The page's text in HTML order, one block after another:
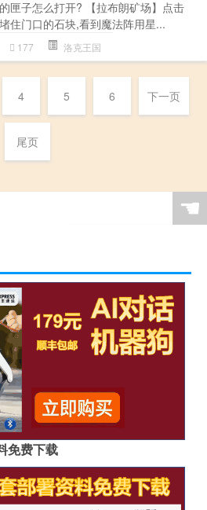
的匣子怎么打开? 【拉布朗矿场】点击
堵住门口的石块,看到魔法阵用星...
177 洛克王国
4 5 6 下一页
尾页
☚
免费下载